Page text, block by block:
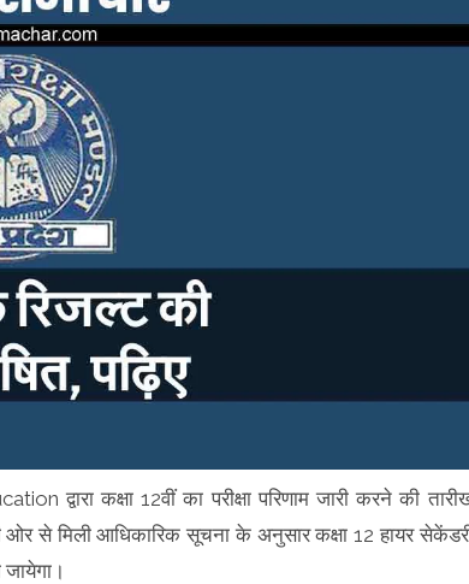
कक्षा 12वीं का परीक्षा परिणाम जारी करने की
ओर से मिली आधिकारिक सूचना के अनुसार कक्षा 12 हायर